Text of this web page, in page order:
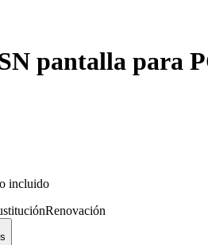
pantalla para
incluido
Renovación